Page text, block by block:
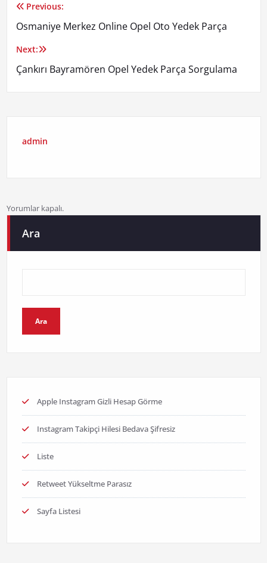
Yazı
gezinmesi
Previous:
Osmaniye Merkez Online Opel Oto Yedek Parça
Next:
Çankırı Bayramören Opel Yedek Parça Sorgulama
admin
Yorumlar kapalı.
Ara
Ara
Apple Instagram Gizli Hesap Görme
Instagram Takipçi Hilesi Bedava Şifresiz
Liste
Retweet Yükseltme Parasız
Sayfa Listesi